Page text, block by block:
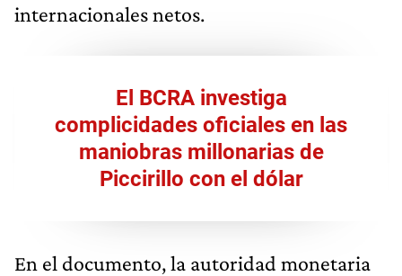
internacionales netos.
El BCRA investiga
complicidades oficiales en las
maniobras millonarias de
Piccirillo con el dólar
En el documento, la autoridad monetaria